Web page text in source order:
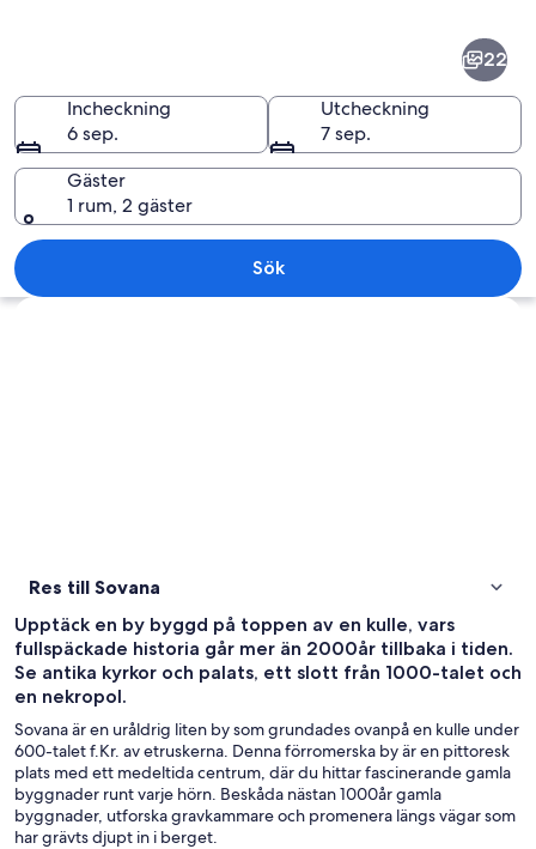
En historisk byggnad i sten med ett
22
Incheckning
6 sep.
Utcheckning
7 sep.
Gäster
1 rum, 2 gäster
Sök
Utforska karta
Res till Sovana
Upptäck en by byggd på toppen av en kulle, vars
fullspäckade historia går mer än 2000år tillbaka i tiden.
Se antika kyrkor och palats, ett slott från 1000-talet och
en nekropol.
Sovana är en uråldrig liten by som grundades ovanpå en kulle under
600-talet f.Kr. av etruskerna. Denna förromerska by är en pittoresk
plats med ett medeltida centrum, där du hittar fascinerande gamla
byggnader runt varje hörn. Beskåda nästan 1000år gamla
byggnader, utforska gravkammare och promenera längs vägar som
har grävts djupt in i berget.